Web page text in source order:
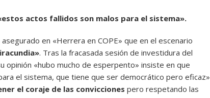
actos fallidos son malos para el sistema».
asegurado en «Herrera en COPE» que en el escenario
. Tras la fracasada sesión de investidura del
opinión «hubo mucho de esperpento» insiste en que
el sistema, que tiene que ser democrático pero eficaz»
el coraje de las convicciones pero respetando las